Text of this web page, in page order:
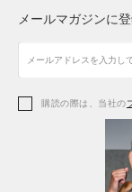
アクセサリー
アクセサリー
シューズ
アクセサリー
シューズ
メールマガジンに
購読の際は、当社の